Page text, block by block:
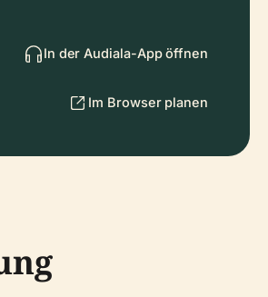
In der Audiala-App öffnen
Im Browser planen